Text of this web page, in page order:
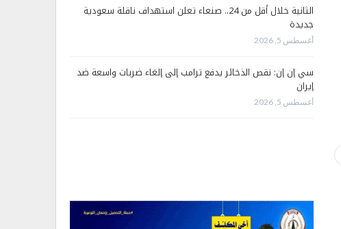
الثانية خلال أقل من 24.. صنعاء تعلن استهداف ناقلة سعودية
جديدة
أغسطس 5, 2026
سي إن إن: نقص الذخائر يدفع ترامب إلى إلغاء ضربات واسعة ضد
إيران
أغسطس 5, 2026